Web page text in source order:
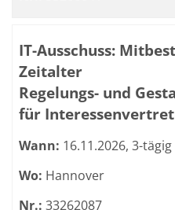
IT-Ausschuss:
Zeitalter
Regelungs- und
für
Wann: 16.11.2026, 3-tägig
Wo: Hannover
Nr.: 33262087